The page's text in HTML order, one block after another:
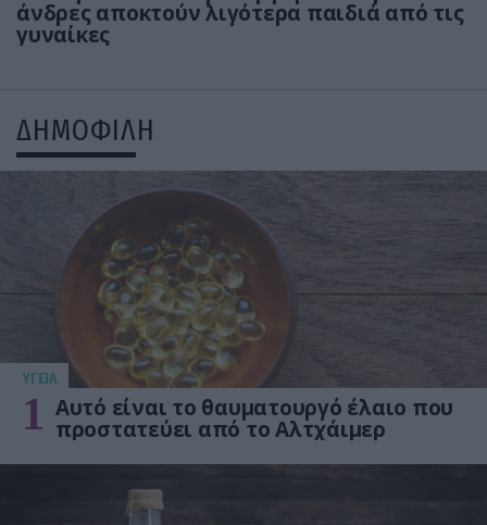
άνδρες αποκτούν λιγότερα παιδιά από τις
γυναίκες
ΔΗΜΟΦΙΛΗ
ΥΓΕΙΑ
1 Αυτό είναι το θαυματουργό έλαιο που
προστατεύει από το Αλτχάιμερ